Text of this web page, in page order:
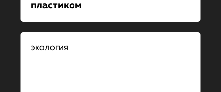
пластиком
ЭКОЛОГИЯ